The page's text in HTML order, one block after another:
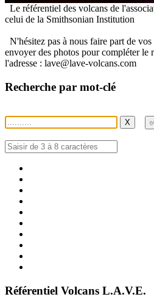
Le référentiel des volcans de
celui de la Smithsonian Institution
N'hésitez pas à nous faire part de
envoyer des photos pour compléter le
l'adresse : lave@lave-volcans.com
Recherche par mot-clé
X
Référentiel Volcans L.A.V.E.